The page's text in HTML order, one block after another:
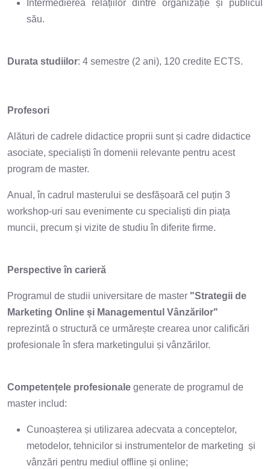
Intermedierea relațiilor dintre organizație și publicul
său.
Durata studiilor: 4 semestre (2 ani), 120 credite ECTS.
Profesori
Alături de cadrele didactice proprii sunt și cadre didactice
asociate, specialiști în domenii relevante pentru acest
program de master.
Anual, în cadrul masterului se desfășoară cel puțin 3
workshop-uri sau evenimente cu specialiști din piața
muncii, precum și vizite de studiu în diferite firme.
Perspective în carieră
Programul de studii universitare de master "Strategii de
Marketing Online și Managementul Vânzărilor"
reprezintă o structură ce urmărește crearea unor calificări
profesionale în sfera marketingului și vânzărilor.
Competențele profesionale generate de programul de
master includ:
Cunoașterea și utilizarea adecvata a conceptelor,
metodelor, tehnicilor si instrumentelor de marketing și
vânzări pentru mediul offline și online;